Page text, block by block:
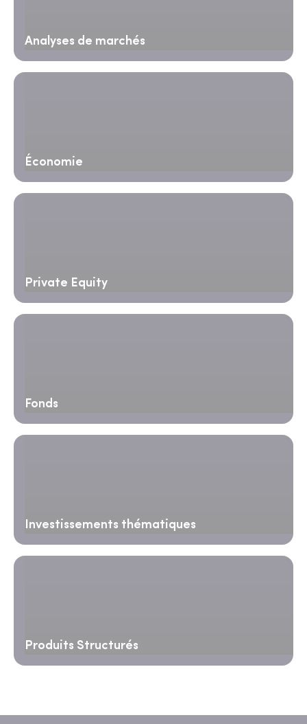
Analyses de marchés
Économie
Private Equity
Fonds
Investissements thématiques
Produits Structurés